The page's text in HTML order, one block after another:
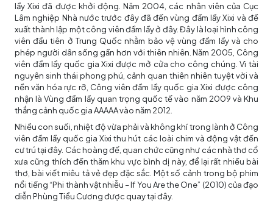
lầy Xixi đã được khởi động. Năm 2004, các nhân viên của Cục
Lâm nghiệp Nhà nước trước đây đã đến vùng đầm lầy Xixi và đề
xuất thành lập một công viên đầm lầy ở đây. Đây là loại hình công
viên đầu tiên ở Trung Quốc nhằm bảo vệ vùng đầm lầy và cho
phép người dân sống gần hơn với thiên nhiên. Năm 2005, Công
viên đầm lầy quốc gia Xixi được mở cửa cho công chúng. Vì tài
nguyên sinh thái phong phú, cảnh quan thiên nhiên tuyệt vời và
nền văn hóa rực rỡ, Công viên đầm lầy quốc gia Xixi được công
nhận là Vùng đầm lầy quan trọng quốc tế vào năm 2009 và Khu
thắng cảnh quốc gia AAAAA vào năm 2012.
Nhiều con suối, nhiệt độ vừa phải và không khí trong lành ở Công
viên đầm lầy quốc gia Xixi thu hút các loài chim và động vật đến
cư trú tại đây. Các hoàng đế, quan chức cũng như các nhà thơ cổ
xưa cũng thích đến thăm khu vực bình dị này, để lại rất nhiều bài
thơ, bài viết miêu tả vẻ đẹp đặc sắc. Một số cảnh trong bộ phim
nổi tiếng “Phi thành vật nhiễu – If You Are the One” (2010) của đạo
diễn Phùng Tiểu Cương được quay tại đây.